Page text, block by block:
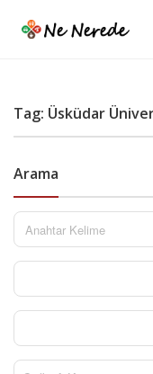
Tag: Üsküdar
Arama